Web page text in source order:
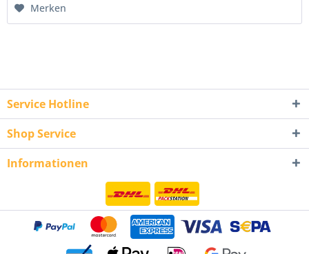
Merken
Service Hotline
Shop Service
Informationen